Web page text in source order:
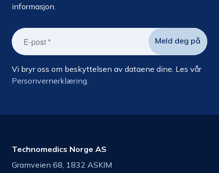
informasjon.
Vi bryr oss om beskyttelsen av dataene dine. Les vår
Personvernerklæring.
Technomedics Norge AS
Gramveien 68, 1832 ASKIM